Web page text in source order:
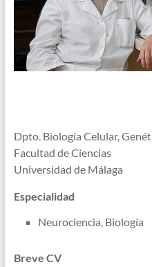
Dpto. Biología Celular,
Facultad de Ciencias
Universidad de Málaga
Especialidad
Neurociencia, Biología
Breve CV